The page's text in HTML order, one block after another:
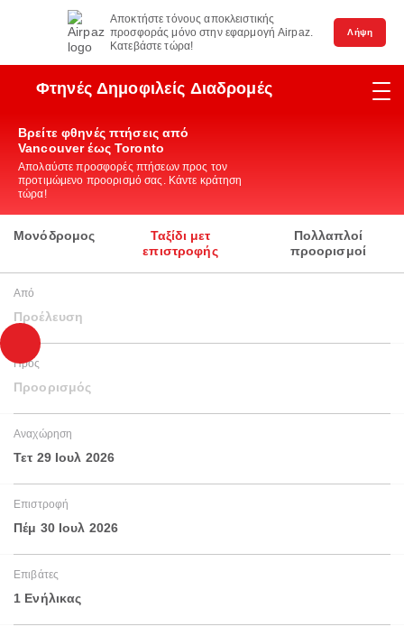
Αποκτήστε τόνους αποκλειστικής
προσφοράς μόνο στην εφαρμογή Airpaz.
Κατεβάστε τώρα!
Λήψη
Φτηνές Δημοφιλείς Διαδρομές
Βρείτε φθηνές πτήσεις από
Vancouver έως Toronto
Απολαύστε προσφορές πτήσεων προς τον
προτιμώμενο προορισμό σας. Κάντε κράτηση
τώρα!
Μονόδρομος
Ταξίδι μετ
επιστροφής
Πολλαπλοί
προορισμοί
Από
Προέλευση
Προς
Προορισμός
Αναχώρηση
Τετ 29 Ιουλ 2026
Επιστροφή
Πέμ 30 Ιουλ 2026
Επιβάτες
1 Ενήλικας